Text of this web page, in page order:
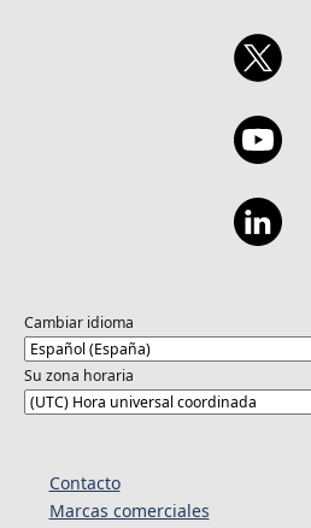
Cambiar idioma
Su zona horaria
Contacto
Marcas comerciales